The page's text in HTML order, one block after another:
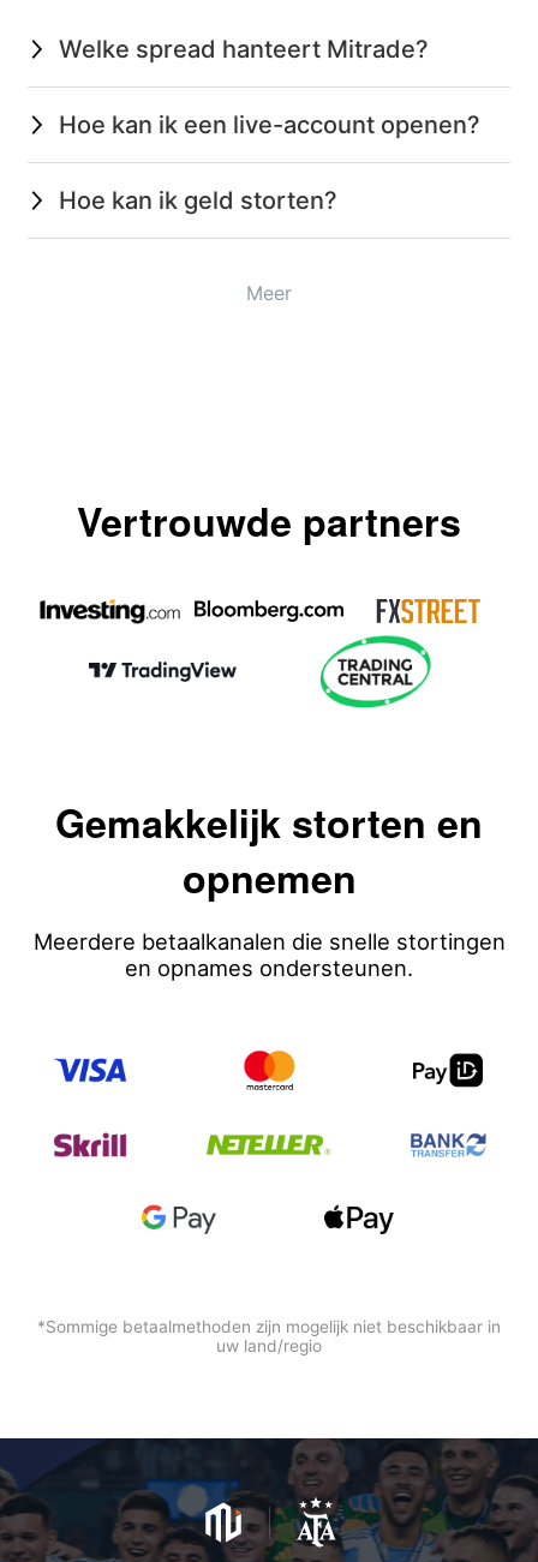
Welke spread hanteert Mitrade?
Hoe kan ik een live-account openen?
Hoe kan ik geld storten?
Meer
Vertrouwde partners
Gemakkelijk storten en
opnemen
Meerdere betaalkanalen die snelle stortingen
en opnames ondersteunen.
*Sommige betaalmethoden zijn mogelijk niet beschikbaar in
uw land/regio